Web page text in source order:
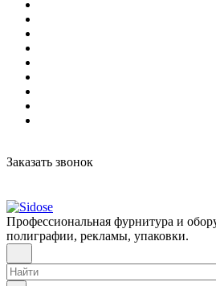
Заказать звонок
Профессиональная фурнитура и
полиграфии, рекламы, упаковки.